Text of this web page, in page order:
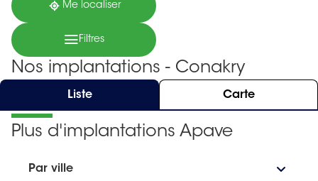
Me localiser
Filtres
Nos implantations - Conakry
Liste Carte
Plus d'implantations Apave
Par ville